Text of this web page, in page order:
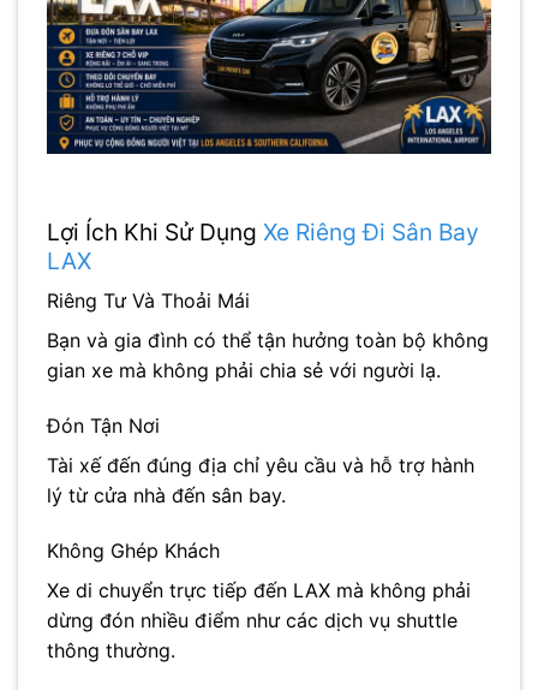
Lợi Ích Khi Sử Dụng Xe Riêng Đi Sân Bay
LAX
Riêng Tư Và Thoải Mái
Bạn và gia đình có thể tận hưởng toàn bộ không
gian xe mà không phải chia sẻ với người lạ.
Đón Tận Nơi
Tài xế đến đúng địa chỉ yêu cầu và hỗ trợ hành
lý từ cửa nhà đến sân bay.
Không Ghép Khách
Xe di chuyển trực tiếp đến LAX mà không phải
dừng đón nhiều điểm như các dịch vụ shuttle
thông thường.